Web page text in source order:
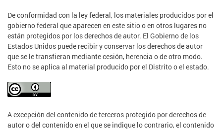
De conformidad con la ley federal, los materiales producidos por el
gobierno federal que aparecen en este sitio o en otros lugares no
están protegidos por los derechos de autor. El Gobierno de los
Estados Unidos puede recibir y conservar los derechos de autor
que se le transfieran mediante cesión, herencia o de otro modo.
Esto no se aplica al material producido por el Distrito o el estado.
A excepción del contenido de terceros protegido por derechos de
autor o del contenido en el que se indique lo contrario, el contenido